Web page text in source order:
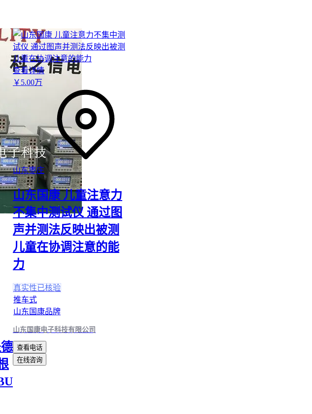
能下降
定性
的产品，在实际使用中的更换频
时，生产工艺和设备水平同样值
最优解？
估替代材质而非执着于Tritan：
或活动用品，PP塑料的性价比优势
璃水杯的耐温骤变性能更稳定
摔特性可降低更换频率
，金属材质抗冲击性更强
，收纳体积优势明显
壶的综合成本更容易控制
洁耗时
泛黄问题
胶密封圈更换频率、玻璃防撞套的
还需要额外投入检测
查看详情
￥ 5.00万
山东枣庄
山东国康 儿童注意力
不集中测试仪 通过图
声并测法反映出被测
儿童在协调注意的能
力
真实性已核验
推车式
山东国康品牌
山东国康电子科技有限公司
查看电话
在线咨询